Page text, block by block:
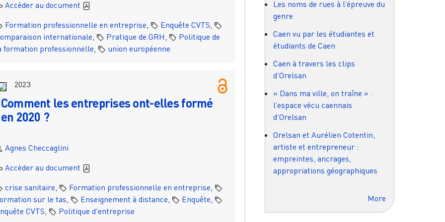
Accèder au document
Formation professionnelle en entreprise
Enquête CVTS
internationale
Pratique de GRH
Politique de
formation professionnelle
union européenne
2023
Comment les entreprises ont-elles formé
en 2020 ?
Agnes Checcaglini
Accèder au document
crise sanitaire
Formation professionnelle en entreprise
sur le tas
Enseignement à distance Enquête
CVTS
Politique d'entreprise
Les noms de rues à l’épreuve du
genre
Caen vu par les étudiantes et
étudiants de Caen
Caen à travers les clips
d’Orelsan
« Dans ma ville, on traîne » :
l’espace vécu caennais
d’Orelsan
Orelsan et Aurélien Cotentin,
artiste et entrepreneur :
empreintes, ancrages,
appropriations géographiques
More